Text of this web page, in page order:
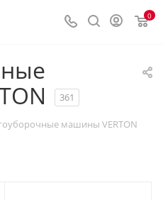
0
361
машины VERTON